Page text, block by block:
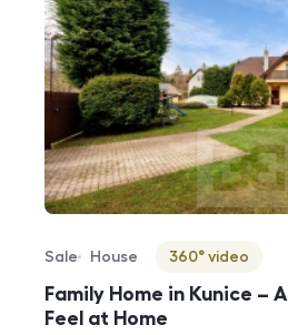
Family Home in Kunice –
Feel at Home
Offer type
Sale
Property type
House
Virtuální prohlídka
360° video